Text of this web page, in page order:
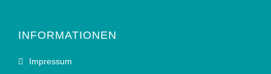
INFORMATIONEN
Impressum